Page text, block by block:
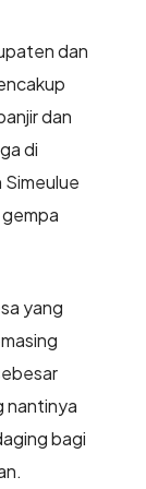
dan
dan
di
yang
nantinya
bagi